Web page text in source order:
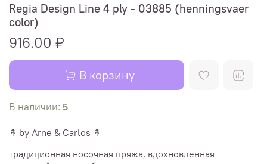
Regia Design Line 4 ply - 03885 (henningsvaer
color)
916.00 ₽
В корзину
В наличии: 5
↟ by Arne & Carlos ↟
традиционная носочная пряжа, вдохновленная